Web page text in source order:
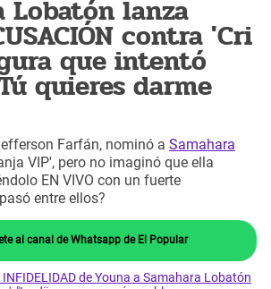
Lobatón lanza
contra 'Cri
que intentó
quieres darme
Farfán, nominó a Samahara
VIP', pero no imaginó que ella
EN VIVO con un fuerte
entre ellos?
al canal de Whatsapp de El Popular
de Youna a Samahara Lobatón